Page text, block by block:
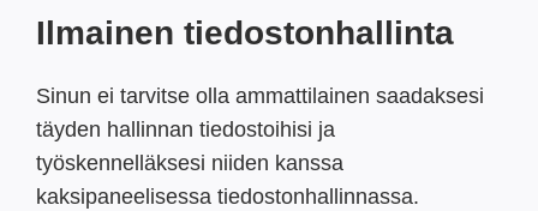
Ilmainen tiedostonhallinta
Sinun ei tarvitse olla ammattilainen saadaksesi
täyden hallinnan tiedostoihisi ja
työskennelläksesi niiden kanssa
kaksipaneelisessa tiedostonhallinnassa.